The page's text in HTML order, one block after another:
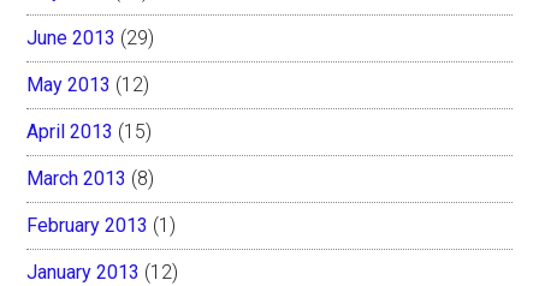
June 2013 (29)
May 2013 (12)
April 2013 (15)
March 2013 (8)
February 2013 (1)
January 2013 (12)